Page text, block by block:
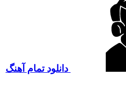
دانلود تمام آهنگ